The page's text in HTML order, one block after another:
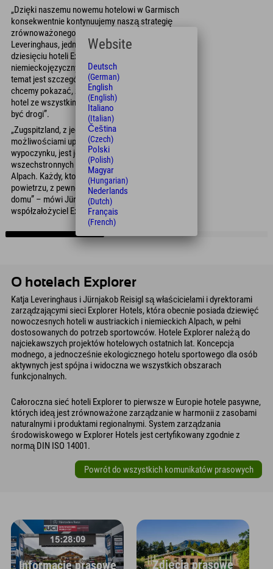
„Dzięki naszemu nowemu hotelowi w Garmisch
konsekwentnie kontynuujemy naszą strategię
zrównoważonego rozwoju” – wyjaśnia Katja
Leveringhaus, jedna z dwóch właścicielek
dziesięciu hoteli Explorer w
niemieckojęzycznym regionie alpejskim. „Ten
temat jest szczególnie ważny dla rodzin i
chcemy pokazać, że zrównoważony, modny
hotel ze wszystkimi udogodnieniami nie musi
być drogi”.
„Zugspitzland, z jego różnorodnymi
możliwościami uprawiania sportu i
wypoczynku, jest jednym z najbardziej
wszechstronnych regionów wypoczynkowych w
Alpach. Każdy, kto kocha zajęcia na świeżym
powietrzu, z pewnością poczuje się tu jak w
domu” – mówi Jürnjakob Reisigl,
współzałożyciel Explorer Hotels.
O hotelach Explorer
Katja Leveringhaus i Jürnjakob Reisigl są właścicielami i dyrektorami
zarządzającymi sieci Explorer Hotels, która obecnie posiada dziewięć
nowoczesnych hoteli w austriackich i niemieckich Alpach, w pełni
dostosowanych do potrzeb sportowców. Hotele Explorer należą do
najciekawszych projektów hotelowych ostatnich lat. Koncepcja
modnego, a jednocześnie ekologicznego hotelu sportowego dla osób
aktywnych jest spójna i widoczna we wszystkich obszarach
funkcjonalnych.
Całoroczna sieć hoteli Explorer to pierwsze w Europie hotele pasywne,
których ideą jest zrównoważone zarządzanie w harmonii z zasobami
naturalnymi i produktami regionalnymi. System zarządzania
środowiskowego w Explorer Hotels jest certyfikowany zgodnie z
normą DIN ISO 14001.
Powrót do wszystkich komunikatów prasowych
Informacje prasowe Zdjęcia prasowe
Website
Deutsch
(German)
English
(English)
Italiano
(Italian)
Čeština
(Czech)
Polski
(Polish)
Magyar
(Hungarian)
Nederlands
(Dutch)
Français
(French)